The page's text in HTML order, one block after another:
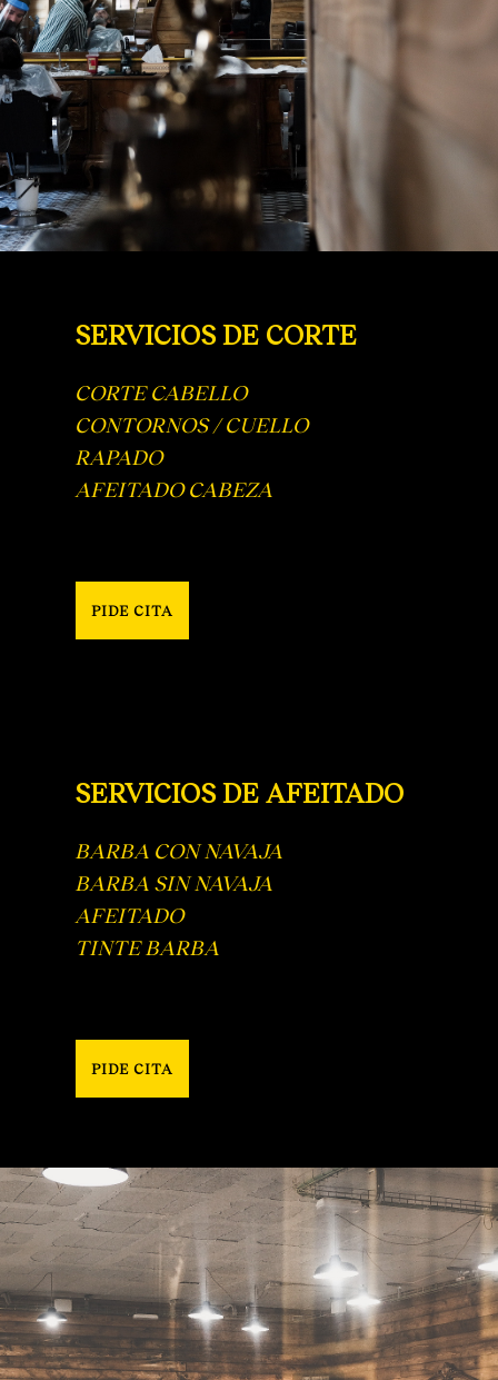
SERVICIOS DE CORTE
CORTE CABELLO
CONTORNOS / CUELLO
RAPADO
AFEITADO CABEZA
PIDE CITA
SERVICIOS DE AFEITADO
BARBA CON NAVAJA
BARBA SIN NAVAJA
AFEITADO
TINTE BARBA
PIDE CITA